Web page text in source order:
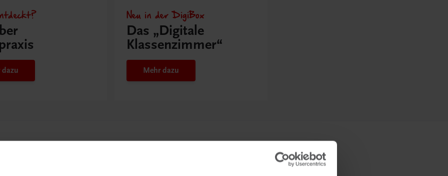
dazu
Neu in der DigiBox
Das „Digitale
Klassenzimmer“
Mehr dazu